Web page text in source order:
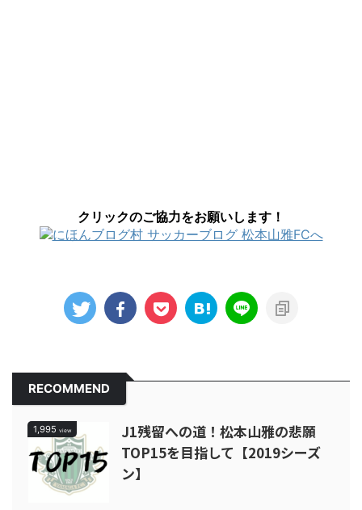
クリックのご協力をお願いします！
RECOMMEND
1,995 view
J1残留への道！松本山雅の悲願
TOP15を目指して【2019シーズ
ン】